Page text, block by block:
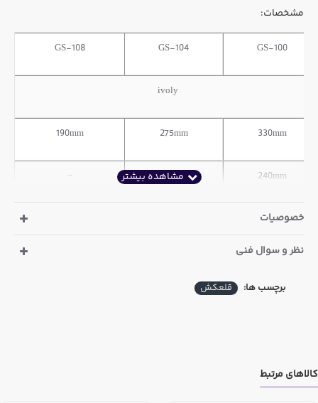
مشخصات:
GS-100
GS-104
GS-108
ivoly
330mm
275mm
190mm
240mm
205mm
−
89g
خصوصیات
نظر و سوال فنی
برچسب ها: قلعکش
کالاهای مرتبط